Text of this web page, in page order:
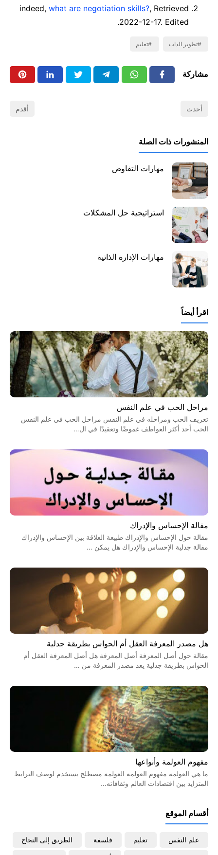
indeed, what are negotiation skills?, Retrieved
2022-12-17. Edited.
تطوير الذات تعليم
مشاركة
أحدث أقدم
المنشورات ذات الصلة
مهارات التفاوض
استراتيجية حل المشكلات
مهارات الإدارة الذاتية
اقرأ أيضاً
مراحل الحب في علم النفس
تعريف الحب ومراحله في علم النفس مراحل الحب في علم النفس
الحب أحد أكثر العواطف غموضًا وتعقيدًا في ال…
مقالة الإحساس والإدراك
مقالة حول الإحساس والإدراك طبيعة العلاقة بين الإحساس والإدراك
مقالة جدلية الإحساس والإدراك هل يمكن …
هل مصدر المعرفة العقل أم الحواس بطريقة جدلية
مقالة حول أصل المعرفة أصل المعرفة هل أصل المعرفة العقل أم
الحواس بطريقة جدلية يعد مصدر المعرفة من …
مفهوم العولمة وأنواعها
ما هي العولمة مفهوم العولمة العولمة مصطلح يستخدم لوصف الترابط
المتزايد بين اقتصادات العالم وثقافاته…
أقسام الموقع
علم النفس تعليم فلسفة الطريق إلى النجاح